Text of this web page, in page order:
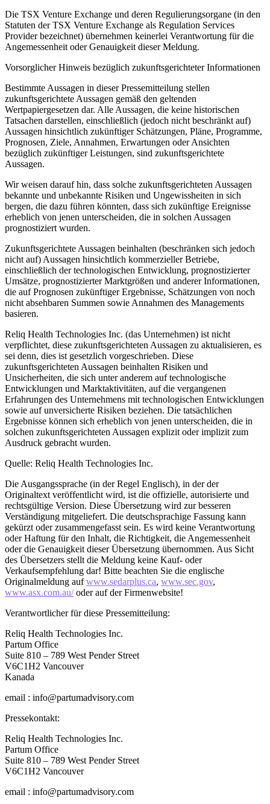
Die TSX Venture Exchange und deren Regulierungsorgane (in den
Statuten der TSX Venture Exchange als Regulation Services
Provider bezeichnet) übernehmen keinerlei Verantwortung für die
Angemessenheit oder Genauigkeit dieser Meldung.
Vorsorglicher Hinweis bezüglich zukunftsgerichteter Informationen
Bestimmte Aussagen in dieser Pressemitteilung stellen
zukunftsgerichtete Aussagen gemäß den geltenden
Wertpapiergesetzen dar. Alle Aussagen, die keine historischen
Tatsachen darstellen, einschließlich (jedoch nicht beschränkt auf)
Aussagen hinsichtlich zukünftiger Schätzungen, Pläne, Programme,
Prognosen, Ziele, Annahmen, Erwartungen oder Ansichten
bezüglich zukünftiger Leistungen, sind zukunftsgerichtete
Aussagen.
Wir weisen darauf hin, dass solche zukunftsgerichteten Aussagen
bekannte und unbekannte Risiken und Ungewissheiten in sich
bergen, die dazu führen könnten, dass sich zukünftige Ereignisse
erheblich von jenen unterscheiden, die in solchen Aussagen
prognostiziert wurden.
Zukunftsgerichtete Aussagen beinhalten (beschränken sich jedoch
nicht auf) Aussagen hinsichtlich kommerzieller Betriebe,
einschließlich der technologischen Entwicklung, prognostizierter
Umsätze, prognostizierter Marktgrößen und anderer Informationen,
die auf Prognosen zukünftiger Ergebnisse, Schätzungen von noch
nicht absehbaren Summen sowie Annahmen des Managements
basieren.
Reliq Health Technologies Inc. (das Unternehmen) ist nicht
verpflichtet, diese zukunftsgerichteten Aussagen zu aktualisieren, es
sei denn, dies ist gesetzlich vorgeschrieben. Diese
zukunftsgerichteten Aussagen beinhalten Risiken und
Unsicherheiten, die sich unter anderem auf technologische
Entwicklungen und Marktaktivitäten, auf die vergangenen
Erfahrungen des Unternehmens mit technologischen Entwicklungen
sowie auf unversicherte Risiken beziehen. Die tatsächlichen
Ergebnisse können sich erheblich von jenen unterscheiden, die in
solchen zukunftsgerichteten Aussagen explizit oder implizit zum
Ausdruck gebracht wurden.
Quelle: Reliq Health Technologies Inc.
Die Ausgangssprache (in der Regel Englisch), in der der
Originaltext veröffentlicht wird, ist die offizielle, autorisierte und
rechtsgültige Version. Diese Übersetzung wird zur besseren
Verständigung mitgeliefert. Die deutschsprachige Fassung kann
gekürzt oder zusammengefasst sein. Es wird keine Verantwortung
oder Haftung für den Inhalt, die Richtigkeit, die Angemessenheit
oder die Genauigkeit dieser Übersetzung übernommen. Aus Sicht
des Übersetzers stellt die Meldung keine Kauf- oder
Verkaufsempfehlung dar! Bitte beachten Sie die englische
Originalmeldung aufwww.sedarplus.ca, www.sec.gov,
www.asx.com.au/oder auf der Firmenwebsite!
Verantwortlicher für diese Pressemitteilung:
Reliq Health Technologies Inc.
Partum Office
Suite 810 – 789 West Pender Street
V6C1H2 Vancouver
Kanada
email : info@partumadvisory.com
Pressekontakt:
Reliq Health Technologies Inc.
Partum Office
Suite 810 – 789 West Pender Street
V6C1H2 Vancouver
email : info@partumadvisory.com